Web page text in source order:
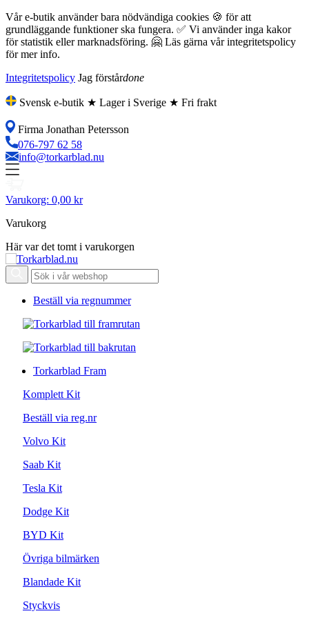
Vår e-butik använder bara nödvändiga cookies 🍪 för att
grundläggande funktioner ska fungera. ✅ Vi använder inga kakor
för statistik eller marknadsföring. 🤗 Läs gärna vår integritetspolicy
för mer info.
Integritetspolicy Jag förstårdone
Svensk e-butik ★ Lager i Sverige ★ Fri frakt
Firma Jonathan Petersson
076-797 62 58
info@torkarblad.nu
Varukorg: 0,00 kr
Varukorg
Här var det tomt i varukorgen
Beställ via regnummer
Torkarblad Fram
Komplett Kit
Beställ via reg.nr
Volvo Kit
Saab Kit
Tesla Kit
Dodge Kit
BYD Kit
Övriga bilmärken
Blandade Kit
Styckvis